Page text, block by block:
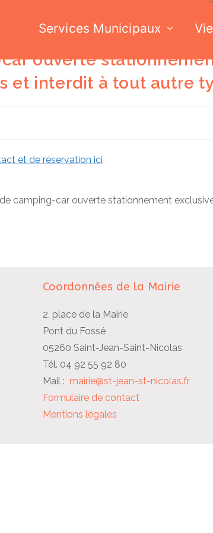
Services Municipaux
ouverte
et interdit à tout autre
et de réservation ici
Coordonnées de la Mairie
2, place de la Mairie
Pont du Fossé
05260 Saint-Jean-Saint-Nicolas
Tél. 04 92 55 92 80
Mail :mairie@st-jean-st-nicolas.fr
Formulaire de contact
Mentions légales